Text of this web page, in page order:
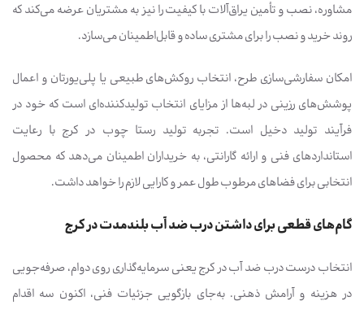
مشاوره، نصب و تأمین یراق‌آلات با کیفیت را نیز به مشتریان عرضه می‌کند که
روند خرید و نصب را برای مشتری ساده و قابل‌اطمینان می‌سازد.
امکان سفارشی‌سازی طرح، انتخاب روکش‌های طبیعی یا پلی‌یورتان و اعمال
پوشش‌های رزینی در لبه‌ها از مزایای انتخاب تولیدکننده‌ای است که خود در
فرآیند تولید دخیل است. تجربه تولید رستا چوب در کرج با رعایت
استانداردهای فنی و ارائه گارانتی، به خریداران اطمینان می‌دهد که محصول
انتخابی برای فضاهای مرطوب طول عمر و کارایی لازم را خواهد داشت.
گام‌های قطعی برای داشتن درب ضد آب بلندمدت در کرج
انتخاب درست درب ضد آب در کرج یعنی سرمایه‌گذاری روی دوام، صرفه‌جویی
در هزینه و آرامش ذهنی. به‌جای بازگویی جزئیات فنی، اکنون سه اقدام